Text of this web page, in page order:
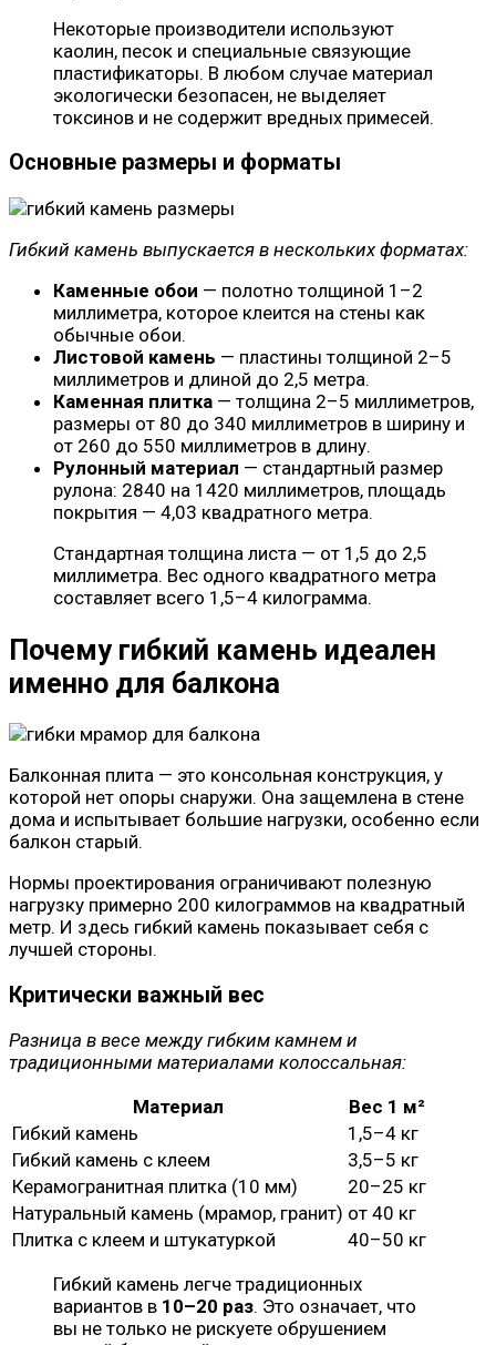
Некоторые производители используют
каолин, песок и специальные связующие
пластификаторы. В любом случае материал
экологически безопасен, не выделяет
токсинов и не содержит вредных примесей.
Основные размеры и форматы
Гибкий камень выпускается в нескольких форматах:
Каменные обои — полотно толщиной 1–2
миллиметра, которое клеится на стены как
обычные обои.
Листовой камень — пластины толщиной 2–5
миллиметров и длиной до 2,5 метра.
Каменная плитка — толщина 2–5 миллиметров,
размеры от 80 до 340 миллиметров в ширину и
от 260 до 550 миллиметров в длину.
Рулонный материал — стандартный размер
рулона: 2840 на 1420 миллиметров, площадь
покрытия — 4,03 квадратного метра.
Стандартная толщина листа — от 1,5 до 2,5
миллиметра. Вес одного квадратного метра
составляет всего 1,5–4 килограмма.
Почему гибкий камень идеален
именно для балкона
Балконная плита — это консольная конструкция, у
которой нет опоры снаружи. Она защемлена в стене
дома и испытывает большие нагрузки, особенно если
балкон старый.
Нормы проектирования ограничивают полезную
нагрузку примерно 200 килограммов на квадратный
метр. И здесь гибкий камень показывает себя с
лучшей стороны.
Критически важный вес
Разница в весе между гибким камнем и
традиционными материалами колоссальная:
Материал
Вес 1 м²
Гибкий камень
1,5–4 кг
Гибкий камень с клеем
3,5–5 кг
Керамогранитная плитка (10 мм)
20–25 кг
Натуральный камень (мрамор, гранит) от 40 кг
Плитка с клеем и штукатуркой
40–50 кг
Гибкий камень легче традиционных
вариантов в 10–20 раз. Это означает, что
вы не только не рискуете обрушением